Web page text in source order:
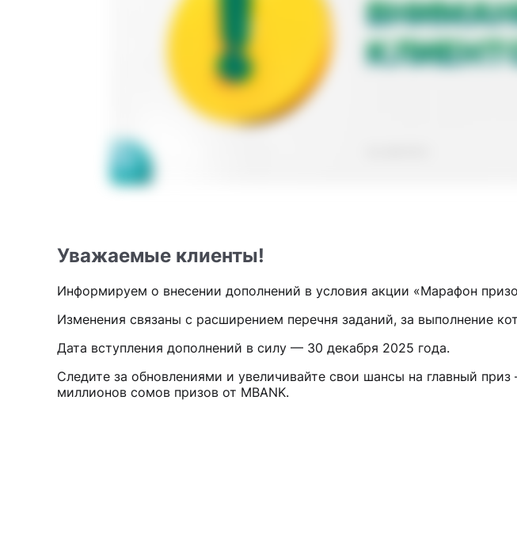
Уважаемые клиенты!
Информируем о внесении дополнений в условия акции «Марафон
Изменения связаны с расширением перечня заданий, за выполнение
Дата вступления дополнений в силу — 30 декабря 2025 года.
Следите за обновлениями и увеличивайте свои шансы на главный
миллионов сомов призов от MBANK.